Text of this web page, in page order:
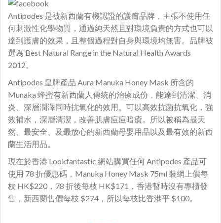
Antipodes 是被新西蘭有機認證的護膚品牌，主張不使用任
何刺激性化學物質，通過純天然且對環境負責的方式也可以
達到護膚的效果，且整個過程對自身與環境均無害。品牌被
選為 Best Natural Range in the Natural Health Awards
2012。
Antipodes 皇牌產品 Aura Manuka Honey Mask 所含的
Munaka 蜂蜜有新西蘭人傳統的治療成份，能達到清潔、消
炎、深層潤澤同時抗氧化的效用。可以高效抗菌抗氧化，強
效補水，深層清潔，改善肌膚痘痘暗瘡。所以被稱為最天
然、最安全、及最放心的新西蘭母嬰用品以及最有效的新西
蘭生活用品。
現在於香港 Lookfantastic 網站購買任何 Antipodes 產品可
使用 78 折優惠碼，Manuka Honey Mask 75ml 裝網上價每
枝 HK$220，78 折後每枝 HK$171，香港暫時沒有專櫃發
售，新西蘭售價每枝 $274，所以每枝比香港平 $100。